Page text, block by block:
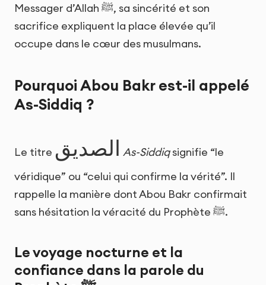
Messager d’Allah ﷺ, sa sincérité et son
sacrifice expliquent la place élevée qu’il
occupe dans le cœur des musulmans.
Pourquoi Abou Bakr est-il appelé
As-Siddiq ?
Le titre الصديق As-Siddiqsignifie “le
véridique” ou “celui qui confirme la vérité”. Il
rappelle la manière dont Abou Bakr confirmait
sans hésitation la véracité du Prophète ﷺ.
Le voyage nocturne et la
confiance dans la parole du